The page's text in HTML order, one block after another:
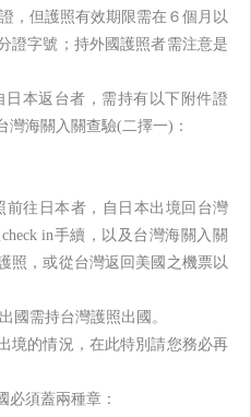
，但護照有效期限需在６個月以
證字號；持外國護照者需注意是
日本返台者，需持有以下附件證
灣海關入關查驗(二擇一)：
往日本者，自日本出境回台灣
in手續，以及台灣海關入關
照，或從台灣返回美國之機票以
國需持台灣護照出國。
境的情況，在此特別請您務必再
須蓋兩種章：